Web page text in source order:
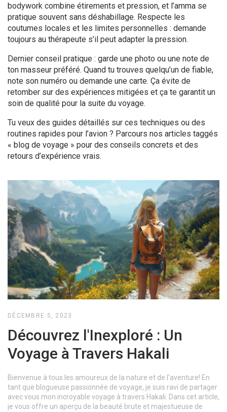
bodywork combine étirements et pression, et l’amma se
pratique souvent sans déshabillage. Respecte les
coutumes locales et les limites personnelles : demande
toujours au thérapeute s’il peut adapter la pression.
Dernier conseil pratique : garde une photo ou une note de
ton masseur préféré. Quand tu trouves quelqu’un de fiable,
note son numéro ou demande une carte. Ça évite de
retomber sur des expériences mitigées et ça te garantit un
soin de qualité pour la suite du voyage.
Tu veux des guides détaillés sur ces techniques ou des
routines rapides pour l’avion ? Parcours nos articles taggés
« blog de voyage » pour des conseils concrets et des
retours d’expérience vrais.
DÉCEMBRE 5, 2023
Découvrez l'Inexploré : Un
Voyage à Travers Hakali
Bienvenue à tous les amoureux de la nature et de l'aventure! En
tant que blogueuse passionnée de voyage, je suis ravi de partager
avec vous mon incroyable voyage à travers Hakali. Dans cet article,
je vous offre un aperçu de la beauté brute et majestueuse de